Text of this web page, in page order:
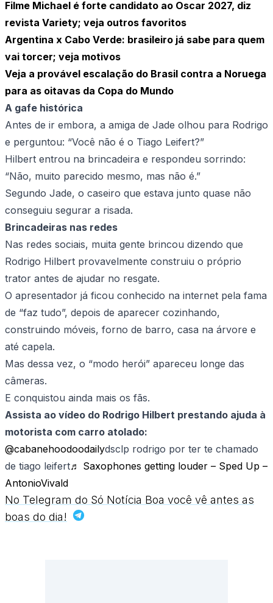
Filme Michael é forte candidato ao Oscar 2027, diz
revista Variety; veja outros favoritos
Argentina x Cabo Verde: brasileiro já sabe para quem
vai torcer; veja motivos
Veja a provável escalação do Brasil contra a Noruega
para as oitavas da Copa do Mundo
A gafe histórica
Antes de ir embora, a amiga de Jade olhou para Rodrigo
e perguntou: “Você não é o Tiago Leifert?”
Hilbert entrou na brincadeira e respondeu sorrindo:
“Não, muito parecido mesmo, mas não é.”
Segundo Jade, o caseiro que estava junto quase não
conseguiu segurar a risada.
Brincadeiras nas redes
Nas redes sociais, muita gente brincou dizendo que
Rodrigo Hilbert provavelmente construiu o próprio
trator antes de ajudar no resgate.
O apresentador já ficou conhecido na internet pela fama
de “faz tudo”, depois de aparecer cozinhando,
construindo móveis, forno de barro, casa na árvore e
até capela.
Mas dessa vez, o “modo herói” apareceu longe das
câmeras.
E conquistou ainda mais os fãs.
Assista ao vídeo do Rodrigo Hilbert prestando ajuda à
motorista com carro atolado:
@cabanehoodoodailydsclp rodrigo por ter te chamado
de tiago leifert♬ Saxophones getting louder – Sped Up –
AntonioVivald
No Telegram do Só Notícia Boa você vê antes as
boas do dia!